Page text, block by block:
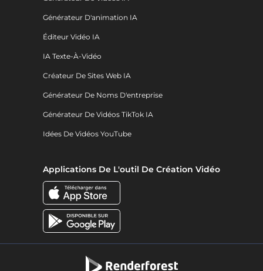
Générateur D'animation IA
Éditeur Vidéo IA
IA Texte-À-Vidéo
Créateur De Sites Web IA
Générateur De Noms D'entreprise
Générateur De Vidéos TikTok IA
Idées De Vidéos YouTube
Applications De L'outil De Création Vidéo